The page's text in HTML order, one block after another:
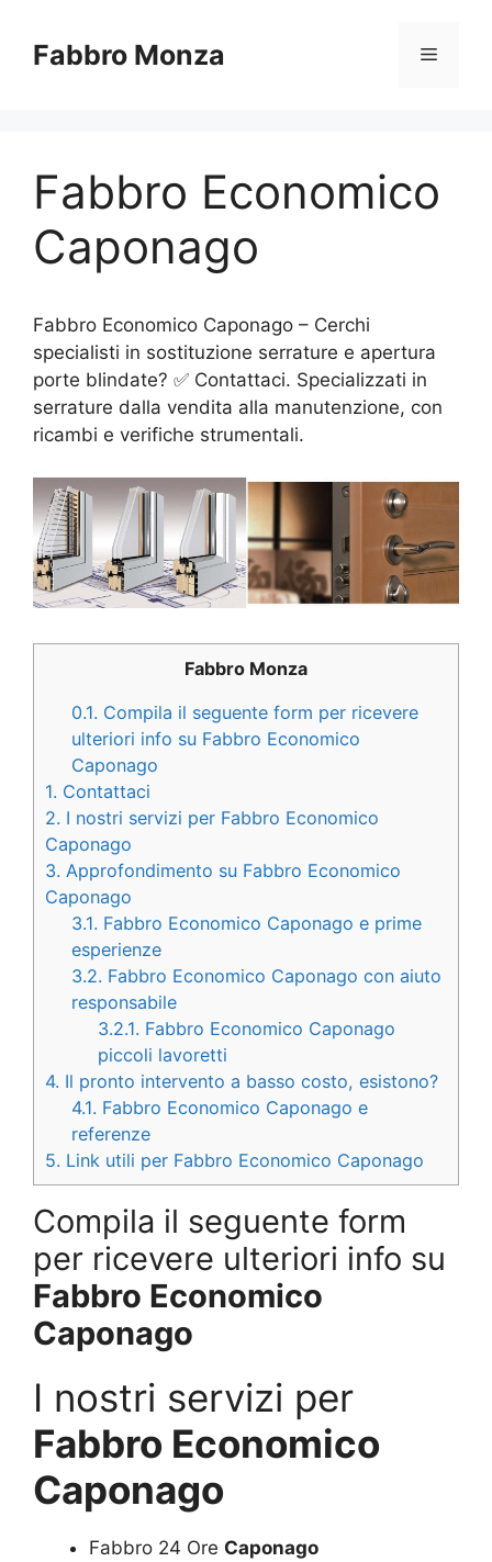
contenuto
Fabbro Monza Menu
Fabbro Economico
Caponago
Fabbro Economico Caponago – Cerchi
specialisti in sostituzione serrature e apertura
porte blindate? ✅ Contattaci. Specializzati in
serrature dalla vendita alla manutenzione, con
ricambi e verifiche strumentali.
Fabbro Monza
0.1. Compila il seguente form per ricevere
ulteriori info su Fabbro Economico
Caponago
1. Contattaci
2. I nostri servizi per Fabbro Economico
Caponago
3. Approfondimento su Fabbro Economico
Caponago
3.1. Fabbro Economico Caponago e prime
esperienze
3.2. Fabbro Economico Caponago con aiuto
responsabile
3.2.1. Fabbro Economico Caponago
piccoli lavoretti
4. Il pronto intervento a basso costo, esistono?
4.1. Fabbro Economico Caponago e
referenze
5. Link utili per Fabbro Economico Caponago
Compila il seguente form
per ricevere ulteriori info su
Fabbro Economico
Caponago
I nostri servizi per
Fabbro Economico
Caponago
Fabbro 24 Ore Caponago